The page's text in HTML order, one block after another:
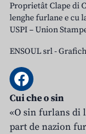
Proprietât Clape di
lenghe furlane e cu
USPI – Union
ENSOUL srl-
Cui che o sin
«O sin furlans di
part de nazion